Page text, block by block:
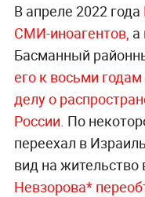
В апреле 2022 года
СМИ-иноагентов, а
Басманный
его к восьми
делу о
России. По
переехал в
вид на жительство
Невзорова*